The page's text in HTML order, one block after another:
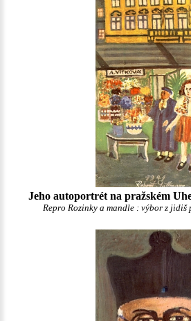
Jeho autoportrét na pražském
Repro Rozinky a mandle : výbor z